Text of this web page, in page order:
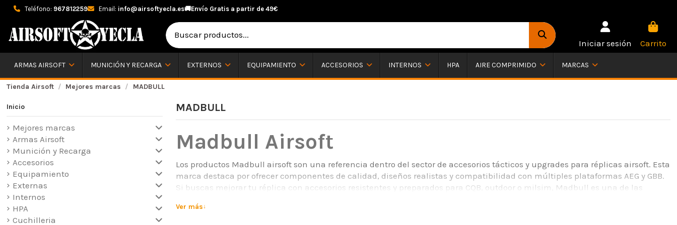
Teléfono: 967812259 Email: info@airsoftyecla.es🚚Envío Gratis a partir de 49€
Iniciar sesión Carrito
ARMAS AIRSOFT MUNICIÓN Y RECARGA EXTERNOS EQUIPAMIENTO ACCESORIOS INTERNOS HPA AIRE COMPRIMIDO MARCAS
Tienda Airsoft Mejores marcas MADBULL
MADBULL
Madbull Airsoft
Los productos Madbull airsoft son una referencia dentro del sector de accesorios tácticos y upgrades para réplicas airsoft. Esta
marca destaca por ofrecer componentes de calidad, diseños realistas y compatibilidad con múltiples plataformas AEG y GBB.
Si buscas mejorar tu réplica con accesorios resistentes y preparados para CQB, outdoor o milsim, Madbull es una de las
productos Madbull con compra online segura y envío rápido.
Ver más
Inicio
Mejores marcas
Armas Airsoft
Munición y Recarga
Accesorios
Equipamiento
Externas
Internos
HPA
Cuchilleria